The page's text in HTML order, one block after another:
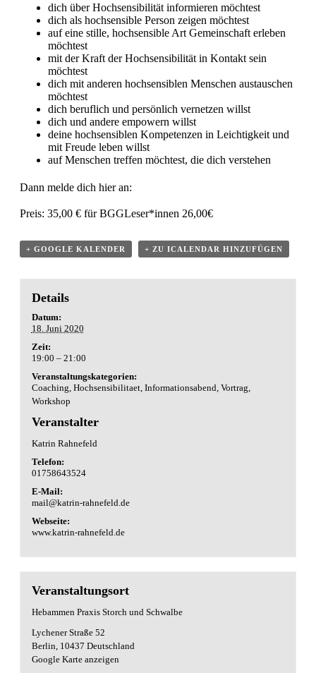
dich über Hochsensibilität informieren möchtest
dich als hochsensible Person zeigen möchtest
auf eine stille, hochsensible Art Gemeinschaft erleben
möchtest
mit der Kraft der Hochsensibilität in Kontakt sein
möchtest
dich mit anderen hochsensiblen Menschen austauschen
möchtest
dich beruflich und persönlich vernetzen willst
dich und andere empowern willst
deine hochsensiblen Kompetenzen in Leichtigkeit und
mit Freude leben willst
auf Menschen treffen möchtest, die dich verstehen
Dann melde dich hieran:
Preis: 35,00 € für BGGLeser*innen 26,00€
+ GOOGLE KALENDER + ZU ICALENDAR HINZUFÜGEN
Details
Datum:
18. Juni 2020
Zeit:
19:00 – 21:00
Veranstaltungskategorien:
Coaching Hochsensibilitaet, Informationsabend Vortrag
Workshop
Veranstalter
Katrin Rahnefeld
Telefon:
01758643524
E-Mail:
mail@katrin-rahnefeld.de
Webseite:
www.katrin-rahnefeld.de
Veranstaltungsort
Hebammen Praxis Storch und Schwalbe
Lychener Straße 52
Berlin 10437 Deutschland
Google Karte anzeigen